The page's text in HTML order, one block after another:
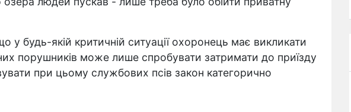
будь-якій критичній ситуації охоронець має викликати
порушників може лише спробувати затримати до приїзду
при цьому службових псів закон категорично